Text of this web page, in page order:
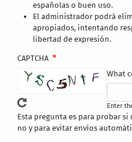
españolas o buen uso.
El administrador podrá
apropiados, intentando
libertad de expresión.
CAPTCHA
What
Enter
Esta pregunta es para probar
no y para evitar envíos